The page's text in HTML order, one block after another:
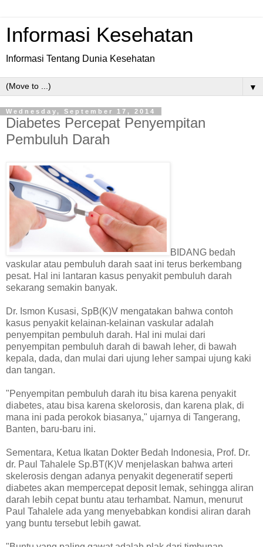
Informasi Kesehatan
Informasi Tentang Dunia Kesehatan
▼
Wednesday, September 17, 2014
Diabetes Percepat Penyempitan
Pembuluh Darah
BIDANG bedah
vaskular atau pembuluh darah saat ini terus berkembang
pesat. Hal ini lantaran kasus penyakit pembuluh darah
sekarang semakin banyak.
Dr. Ismon Kusasi, SpB(K)V mengatakan bahwa contoh
kasus penyakit kelainan-kelainan vaskular adalah
penyempitan pembuluh darah. Hal ini mulai dari
penyempitan pembuluh darah di bawah leher, di bawah
kepala, dada, dan mulai dari ujung leher sampai ujung kaki
dan tangan.
"Penyempitan pembuluh darah itu bisa karena penyakit
diabetes, atau bisa karena skelorosis, dan karena plak, di
mana ini pada perokok biasanya," ujarnya di Tangerang,
Banten, baru-baru ini.
Sementara, Ketua Ikatan Dokter Bedah Indonesia, Prof. Dr.
dr. Paul Tahalele Sp.BT(K)V menjelaskan bahwa arteri
skelerosis dengan adanya penyakit degeneratif seperti
diabetes akan mempercepat deposit lemak, sehingga aliran
darah lebih cepat buntu atau terhambat. Namun, menurut
Paul Tahalele ada yang menyebabkan kondisi aliran darah
yang buntu tersebut lebih gawat.